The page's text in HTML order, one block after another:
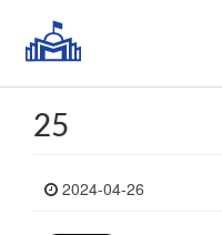
25
2024-04-26